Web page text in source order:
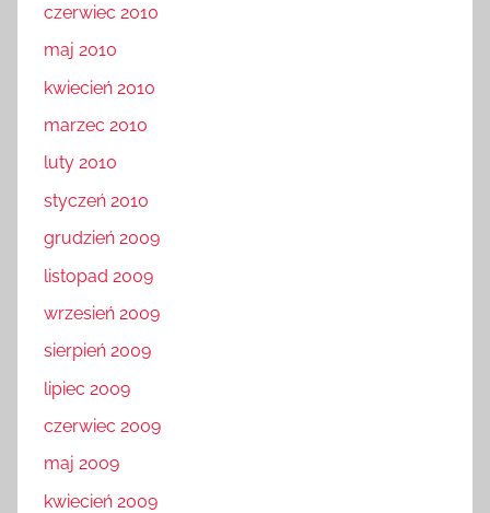
czerwiec 2010
maj 2010
kwiecień 2010
marzec 2010
luty 2010
styczeń 2010
grudzień 2009
listopad 2009
wrzesień 2009
sierpień 2009
lipiec 2009
czerwiec 2009
maj 2009
kwiecień 2009